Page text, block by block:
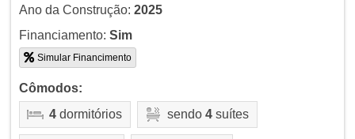
Ano da Construção: 2025
Financiamento: Sim
Simular Financimento
Cômodos:
4dormitórios sendo 4suítes